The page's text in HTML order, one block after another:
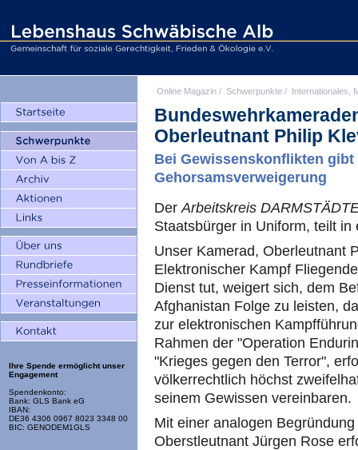
Ihre Spende ermöglicht unser
Engagement
Spendenkonto:
Bank: GLS Bank eG
IBAN:
DE36 4306 0967 8023 3348 00
BIC: GENODEM1GLS
Online Magazin / Schwerpunkte / Internationales,
Oberleutnant Philip
Bei Gewissenskonflikten
Gehorsamsverweigerung
DerArbeitskreis
Staatsbürger in Uniform, teilt
Unser Kamerad, Oberleutnant
Elektronischer Kampf
Dienst tut, weigert sich, dem
Afghanistan Folge zu leisten,
zur elektronischen
Rahmen der "Operation
"Krieges gegen den Terror",
völkerrechtlich höchst
seinem Gewissen vereinbaren.
Mit einer analogen
Oberstleutnant Jürgen Rose